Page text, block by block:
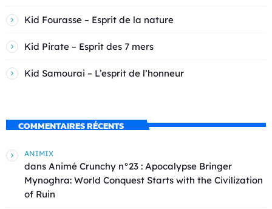
Kid Fourasse – Esprit de la nature
Kid Pirate – Esprit des 7 mers
Kid Samourai – L’esprit de l’honneur
COMMENTAIRES RÉCENTS
ANIMIX
dans Animé Crunchy n°23 : Apocalypse Bringer
Mynoghra: World Conquest Starts with the Civilization
of Ruin